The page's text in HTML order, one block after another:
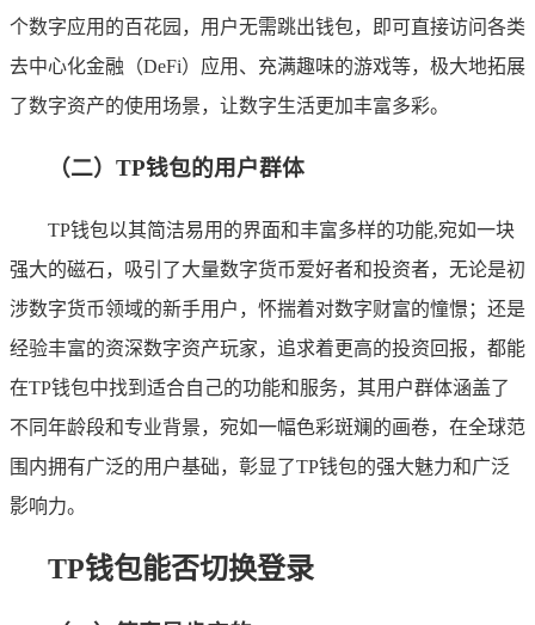
个数字应用的百花园，用户无需跳出钱包，即可直接访问各类
去中心化金融（DeFi）应用、充满趣味的游戏等，极大地拓展
了数字资产的使用场景，让数字生活更加丰富多彩。
（二）TP钱包的用户群体
TP钱包以其简洁易用的界面和丰富多样的功能,宛如一块
强大的磁石，吸引了大量数字货币爱好者和投资者，无论是初
涉数字货币领域的新手用户，怀揣着对数字财富的憧憬；还是
经验丰富的资深数字资产玩家，追求着更高的投资回报，都能
在TP钱包中找到适合自己的功能和服务，其用户群体涵盖了
不同年龄段和专业背景，宛如一幅色彩斑斓的画卷，在全球范
围内拥有广泛的用户基础，彰显了TP钱包的强大魅力和广泛
影响力。
TP钱包能否切换登录